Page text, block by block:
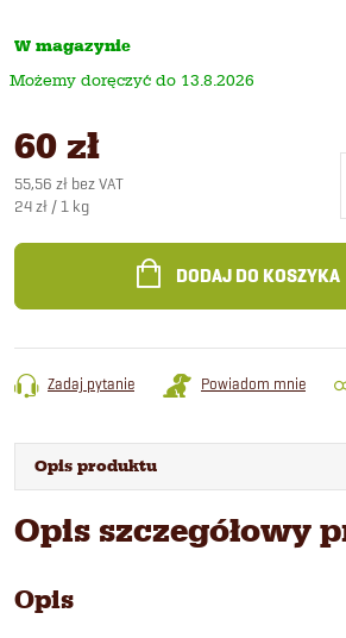
W magazynie
13.8.2026
60 zł
55,56 zł bez VAT
Cena
24 zł / 1 kg
DODAJ DO KOSZYKA
Zadaj pytanie Powiadom mnie
Opis produktu
Opis szczegółowy
Opis